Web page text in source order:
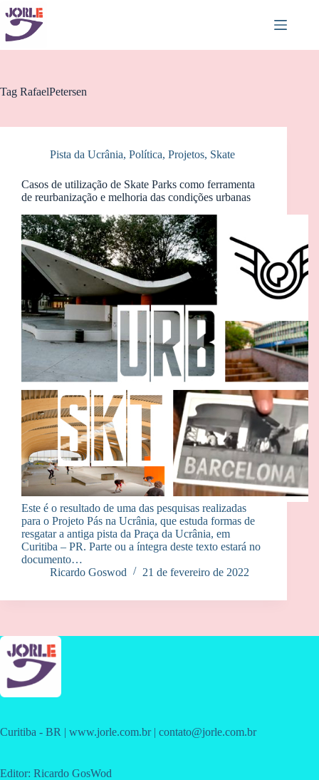
Pular
para
conteúdo
Tag RafaelPetersen
Pista da Ucrânia, Política, Projetos, Skate
Casos de utilização de Skate Parks como ferramenta
de reurbanização e melhoria das condições urbanas
Este é o resultado de uma das pesquisas realizadas
para o Projeto Pás na Ucrânia, que estuda formas de
resgatar a antiga pista da Praça da Ucrânia, em
Curitiba – PR. Parte ou a íntegra deste texto estará no
documento…
Ricardo Goswod
21 de fevereiro de 2022
Curitiba - BR | www.jorle.com.br | contato@jorle.com.br
Editor: Ricardo GosWod